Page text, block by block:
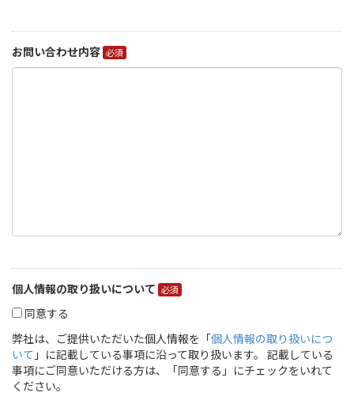
お問い合わせ内容
個人情報の取り扱いについて
同意する
弊社は、ご提供いただいた個人情報を「個人情報の取り扱いにつ
いて 」に記載している事項に沿って取り扱います。 記載している
事項にご同意いただける方は、「同意する」にチェックをいれて
ください。